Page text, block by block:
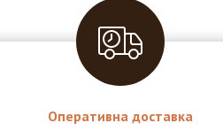
Оперативна доставка